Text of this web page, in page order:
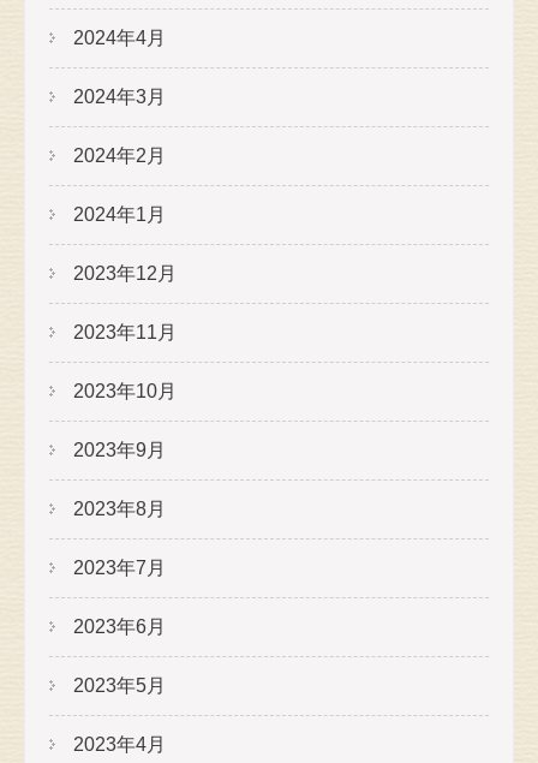
2024年4月
2024年3月
2024年2月
2024年1月
2023年12月
2023年11月
2023年10月
2023年9月
2023年8月
2023年7月
2023年6月
2023年5月
2023年4月